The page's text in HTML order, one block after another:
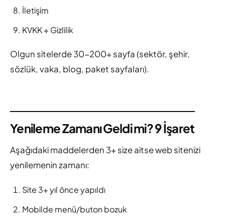
İletişim
KVKK + Gizlilik
Olgun sitelerde 30-200+ sayfa (sektör, şehir,
sözlük, vaka, blog, paket sayfaları).
Yenileme Zamanı Geldi mi? 9 İşaret
Aşağıdaki maddelerden 3+ size aitse web sitenizi
yenilemenin zamanı:
Site 3+ yıl önce yapıldı
Mobilde menü/buton bozuk